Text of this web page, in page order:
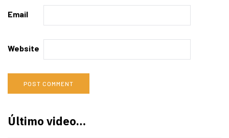
Email
Website
Último video…